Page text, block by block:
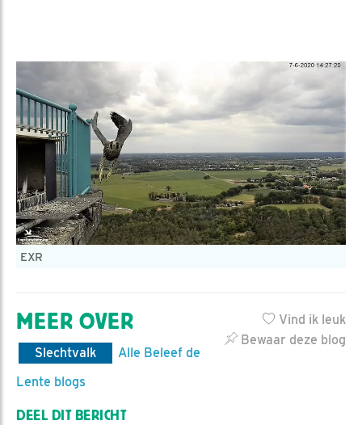
EXR
Vind ik leuk
Bewaar deze blog
MEER OVER
Slechtvalk
Alle Beleef de
Lente blogs
DEEL DIT BERICHT